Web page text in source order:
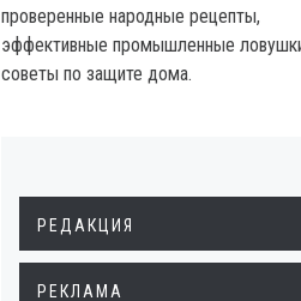
проверенные народные рецепты,
эффективные промышленные
советы по защите дома.
РЕДАКЦИЯ
РЕКЛАМА